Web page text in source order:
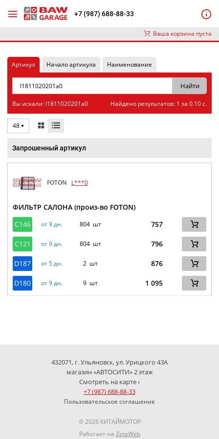
+7 (987) 688-88-33
Ваша корзина пуста
Артикул Начало артикула Наименование
Вы искали: l1811020201a0 Найдено результатов: 1 за 0.10 с.
48
Запрошенный артикул
FOTON L***0
ФИЛЬТР САЛОНА (произ-во FOTON)
C146
от 9 дн. 804 шт 757
C121 от 9 дн. 804 шт 796
D187 от 5 дн. 2 шт 876
D180 от 9 дн. 9 шт 1 095
432071, г. Ульяновск, ул. Урицкого 43А
магазин «АВТОСИТИ» 2 этаж
Смотреть на карте ›
+7 (987) 688-88-33
Пользовательское соглашение
© 2026 КИТАЙМОТОР
Работает на ZetaWeb